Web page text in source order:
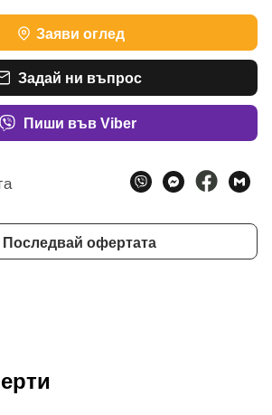
Заяви оглед
Задай ни въпрос
Пиши във Viber
Последвай офертата